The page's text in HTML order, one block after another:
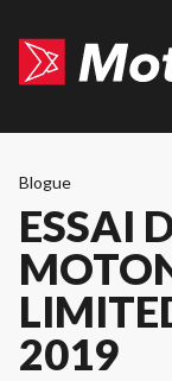
Blogue
ESSAI
2019